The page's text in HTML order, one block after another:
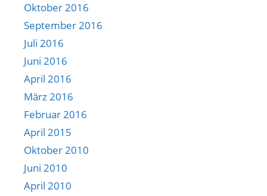
Oktober 2016
September 2016
Juli 2016
Juni 2016
April 2016
März 2016
Februar 2016
April 2015
Oktober 2010
Juni 2010
April 2010